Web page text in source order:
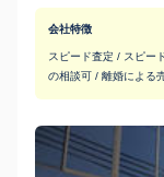
会社特徴
スピード査定 / スピー
の相談可 / 離婚による